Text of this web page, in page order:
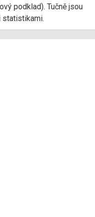
podklad). Tučně jsou
statistikami.